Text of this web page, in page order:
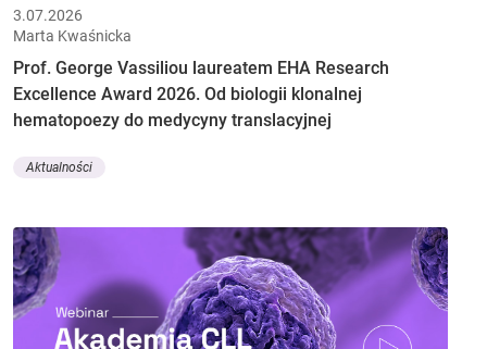
3.07.2026
Marta Kwaśnicka
Prof. George Vassiliou laureatem EHA Research
Excellence Award 2026. Od biologii klonalnej
hematopoezy do medycyny translacyjnej
Aktualności